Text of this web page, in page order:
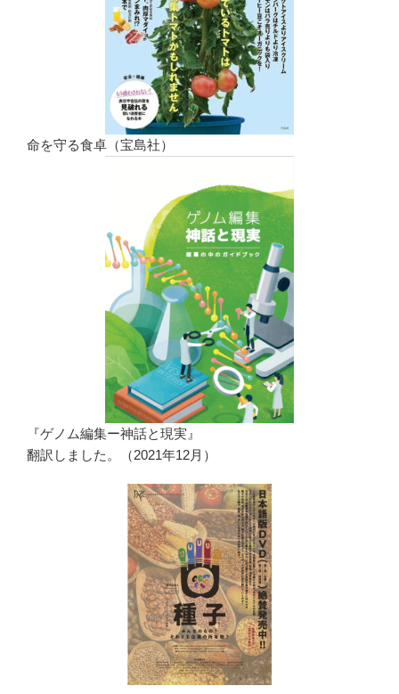
命を守る食卓（宝島社）
『ゲノム編集ー神話と現実』
翻訳しました。（2021年12月）